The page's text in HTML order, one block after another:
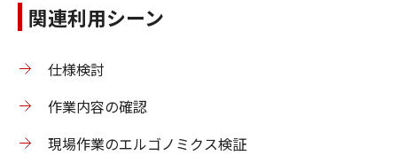
関連利用シーン
仕様検討
作業内容の確認
現場作業のエルゴノミクス検証